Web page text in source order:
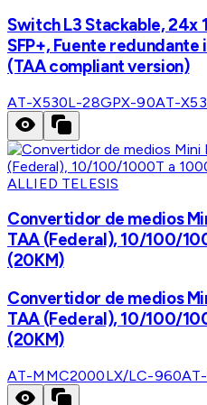
Switch L3 Stackable,
SFP+, Fuente
(TAA compliant version)
AT-X530L-28GPX-90AT-
ALLIED TELESIS
Convertidor de medios
TAA (Federal), 10/100/
(20KM)
Convertidor de medios
TAA (Federal), 10/100/
(20KM)
AT-MMC2000LX/LC-960